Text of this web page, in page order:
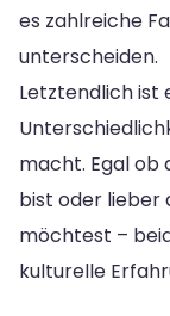
es zahlreiche
unterscheiden.
Letztendlich ist
macht. Egal ob
bist oder lieber
möchtest –
kulturelle